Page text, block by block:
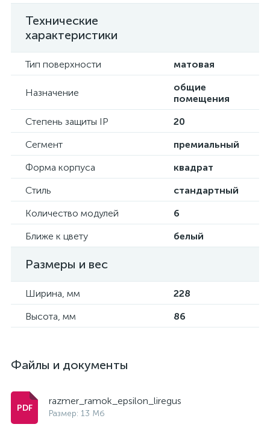
Технические
характеристики
Тип поверхности матовая
Назначение
общие
помещения
Степень защиты IP
20
Сегмент
премиальный
Форма корпуса
квадрат
Стиль
стандартный
Количество модулей
6
Ближе к цвету
белый
Размеры и вес
Ширина, мм
228
Высота, мм
86
Файлы и документы
razmer_ramok_epsilon_liregus
Размер: 13 Мб